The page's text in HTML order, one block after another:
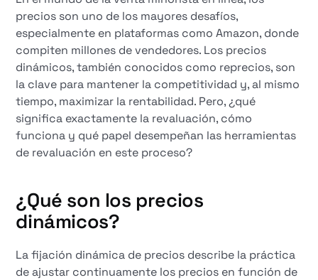
precios son uno de los mayores desafíos,
especialmente en plataformas como Amazon, donde
compiten millones de vendedores. Los precios
dinámicos, también conocidos como reprecios, son
la clave para mantener la competitividad y, al mismo
tiempo, maximizar la rentabilidad. Pero, ¿qué
significa exactamente la revaluación, cómo
funciona y qué papel desempeñan las herramientas
de revaluación en este proceso?
¿Qué son los precios
dinámicos?
La fijación dinámica de precios describe la práctica
de ajustar continuamente los precios en función de